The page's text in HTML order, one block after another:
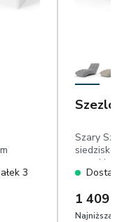
3
Szary
siedzisko:
wysokie
1 409
Najniższa